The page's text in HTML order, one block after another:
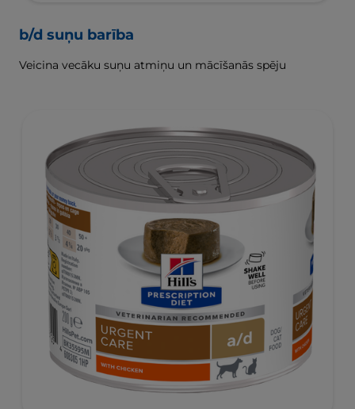
b/d suņu barība
Veicina vecāku suņu atmiņu un mācīšanās spēju